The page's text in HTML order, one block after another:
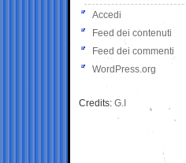
Accedi
Feed dei contenuti
Feed dei commenti
WordPress.org
Credits: G.I